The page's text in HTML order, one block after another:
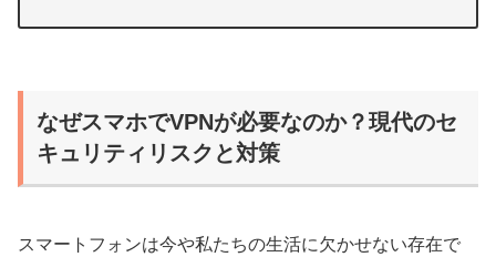
なぜスマホでVPNが必要なのか？現代のセ
キュリティリスクと対策
スマートフォンは今や私たちの生活に欠かせない存在で